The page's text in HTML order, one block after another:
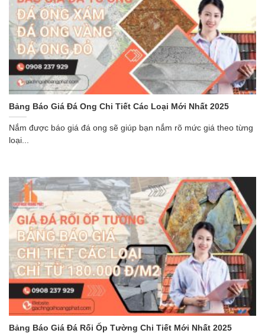
Bảng Báo Giá Đá Ong Chi Tiết Các Loại Mới Nhất 2025
Nắm được báo giá đá ong sẽ giúp bạn nắm rõ mức giá theo từng
loại...
Bảng Báo Giá Đá Rối Ốp Tường Chi Tiết Mới Nhất 2025